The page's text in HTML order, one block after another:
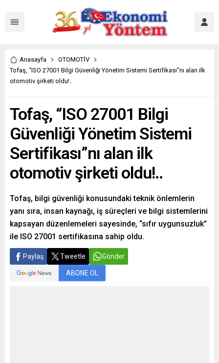
Anasayfa
OTOMOTİV
Tofaş, “ISO 27001 Bilgi Güvenliği Yönetim Sistemi Sertifikası”nı alan ilk
otomotiv şirketi oldu!..
Tofaş, “ISO 27001 Bilgi
Güvenliği Yönetim Sistemi
Sertifikası”nı alan ilk
otomotiv şirketi oldu!..
Tofaş, bilgi güvenliği konusundaki teknik önlemlerin
yanı sıra, insan kaynağı, iş süreçleri ve bilgi sistemlerini
kapsayan düzenlemeleri sayesinde, “sıfır uygunsuzluk”
ile ISO 27001 sertifikasına sahip oldu.
Paylaş Tweetle Gönder
ABONE OL